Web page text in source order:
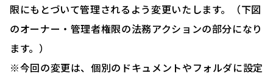
限にもとづいて管理されるよう変更いたします。（下図
のオーナー・管理者権限の法務アクションの部分になり
ます。）
※今回の変更は、個別のドキュメントやフォルダに設定